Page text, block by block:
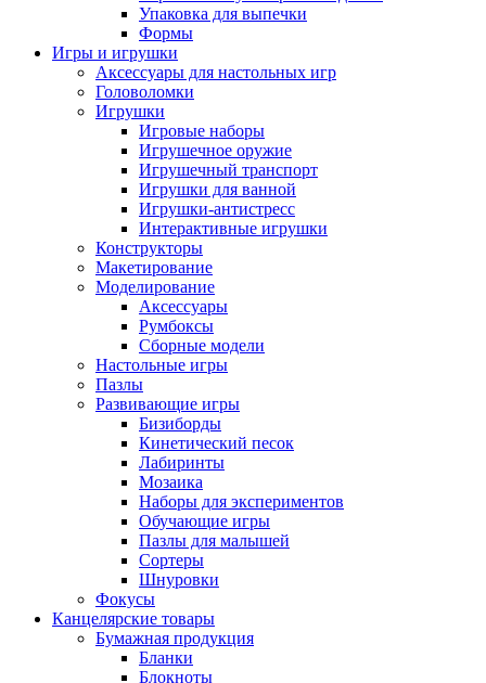
Упаковка для выпечки
Формы
Игры и игрушки
Аксессуары для настольных игр
Головоломки
Игрушки
Игровые наборы
Игрушечное оружие
Игрушечный транспорт
Игрушки для ванной
Игрушки-антистресс
Интерактивные игрушки
Конструкторы
Макетирование
Моделирование
Аксессуары
Румбоксы
Сборные модели
Настольные игры
Пазлы
Развивающие игры
Бизиборды
Кинетический песок
Лабиринты
Мозаика
Наборы для экспериментов
Обучающие игры
Пазлы для малышей
Сортеры
Шнуровки
Фокусы
Канцелярские товары
Бумажная продукция
Бланки
Блокноты